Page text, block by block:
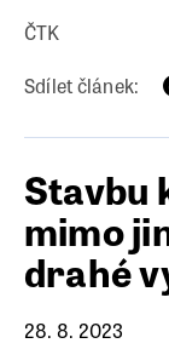
ČTK
Sdílet článek:
Stavbu
mimo
drahé
28. 8. 2023